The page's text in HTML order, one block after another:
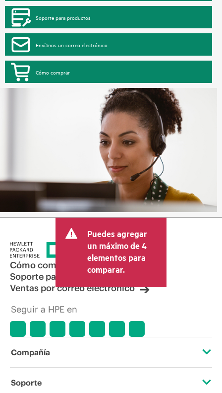
Soporte para productos
Envíanos un correo electrónico
Cómo comprar
Puedes agregar
un máximo de 4
elementos para
comparar.
Cómo comprar
Soporte para productos
Ventas por correo electrónico
Seguir a HPE en
Compañía
Acerca de HPE
Soporte